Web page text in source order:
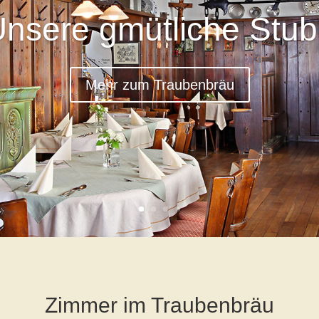
gmütliche
Mehr zum Traubenbräu
Zimmer im Traubenbräu